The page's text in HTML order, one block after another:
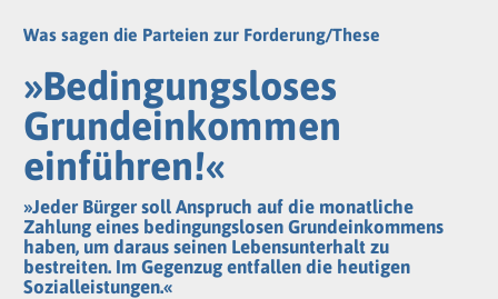
Was sagen die Parteien zur Forderung/These
»Bedingungsloses
Grundeinkommen
einführen!«
»Jeder Bürger soll Anspruch auf die monatliche
Zahlung eines bedingungslosen Grundeinkommens
haben, um daraus seinen Lebensunterhalt zu
bestreiten. Im Gegenzug entfallen die heutigen
Sozialleistungen.«